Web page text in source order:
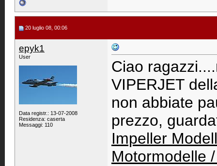
20 luglio 08, 00:06
epyk1
User
Data registr.: 13-07-2008
Residenza: caserta
Messaggi: 110
Ciao
VIPERJET
non abbiate
prezzo,
Impeller
Motormodelle